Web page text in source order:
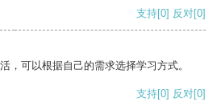
支持[0] 反对[0]
，可以根据自己的需求选择学习方式。
支持[0] 反对[0]